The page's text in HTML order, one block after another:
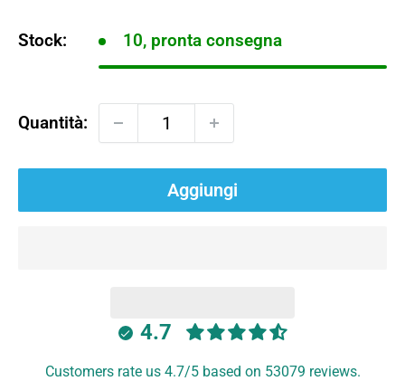
Stock: 10, pronta consegna
Quantità:
Aggiungi
4.7
Customers rate us 4.7/5 based on 53079 reviews.